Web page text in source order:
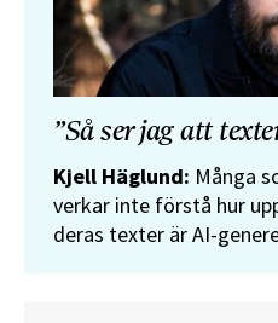
”Så ser jag att
Kjell Häglund: Många
verkar inte förstå hur
deras texter är AI-